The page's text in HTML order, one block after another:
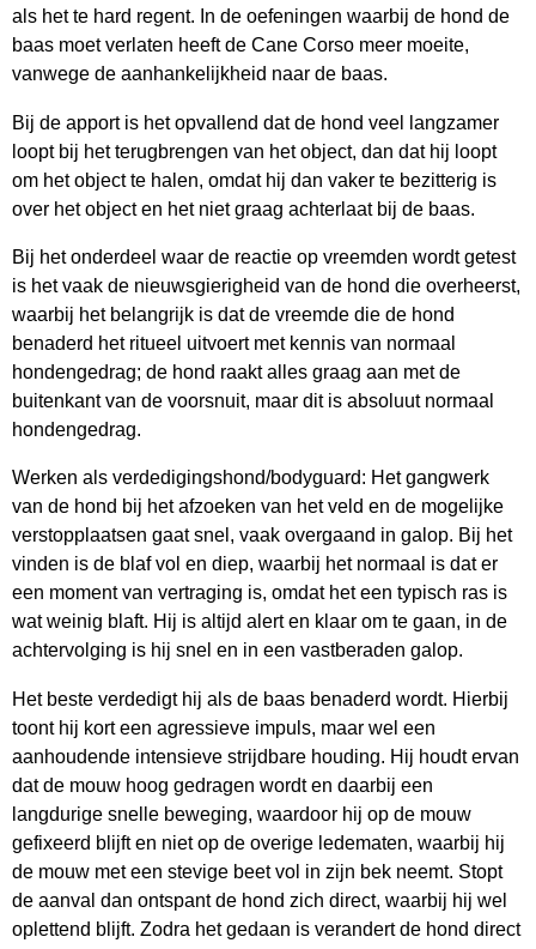
als het te hard regent. In de oefeningen waarbij de hond de
baas moet verlaten heeft de Cane Corso meer moeite,
vanwege de aanhankelijkheid naar de baas.
Bij de apport is het opvallend dat de hond veel langzamer
loopt bij het terugbrengen van het object, dan dat hij loopt
om het object te halen, omdat hij dan vaker te bezitterig is
over het object en het niet graag achterlaat bij de baas.
Bij het onderdeel waar de reactie op vreemden wordt getest
is het vaak de nieuwsgierigheid van de hond die overheerst,
waarbij het belangrijk is dat de vreemde die de hond
benaderd het ritueel uitvoert met kennis van normaal
hondengedrag; de hond raakt alles graag aan met de
buitenkant van de voorsnuit, maar dit is absoluut normaal
hondengedrag.
Werken als verdedigingshond/bodyguard: Het gangwerk
van de hond bij het afzoeken van het veld en de mogelijke
verstopplaatsen gaat snel, vaak overgaand in galop. Bij het
vinden is de blaf vol en diep, waarbij het normaal is dat er
een moment van vertraging is, omdat het een typisch ras is
wat weinig blaft. Hij is altijd alert en klaar om te gaan, in de
achtervolging is hij snel en in een vastberaden galop.
Het beste verdedigt hij als de baas benaderd wordt. Hierbij
toont hij kort een agressieve impuls, maar wel een
aanhoudende intensieve strijdbare houding. Hij houdt ervan
dat de mouw hoog gedragen wordt en daarbij een
langdurige snelle beweging, waardoor hij op de mouw
gefixeerd blijft en niet op de overige ledematen, waarbij hij
de mouw met een stevige beet vol in zijn bek neemt. Stopt
de aanval dan ontspant de hond zich direct, waarbij hij wel
oplettend blijft. Zodra het gedaan is verandert de hond direct